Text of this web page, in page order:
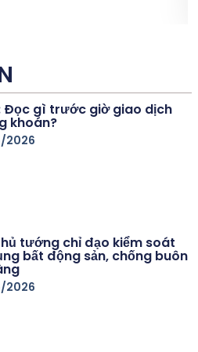
Đọc gì trước giờ giao dịch
khoán?
2026
tướng chỉ đạo kiểm soát
bất động sản, chống buôn
2026